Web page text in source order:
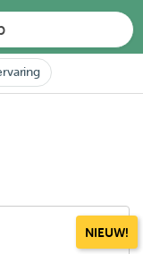
NIEUW!